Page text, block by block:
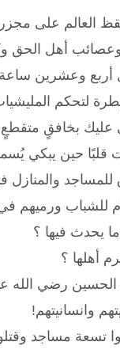
العالم على
أهل الحق
أربع وعشرين ساعة
لتحكم
عليك بخافقٍ متقطعٍ
قلبًا حين يبكي
والمنازل
للشباب ورميهم
يحدث فيها ؟
أهلها ؟
الحسين رضي الله
وانسانيتهم!
وقتلوا أكثر من ٢٠٠ شهيد عراقي سني جريمته انه يقول